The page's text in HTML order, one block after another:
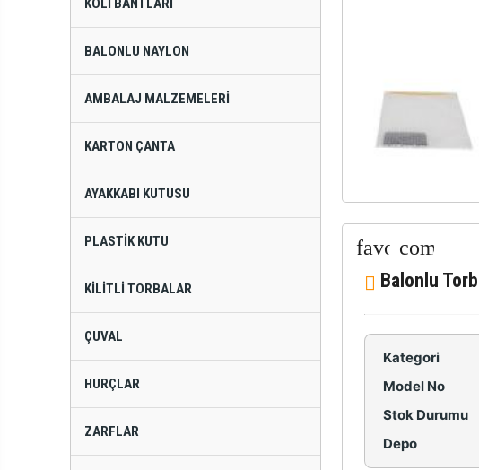
KOLI BANTLARI
BALONLU NAYLON
AMBALAJ MALZEMELERI
KARTON ÇANTA
AYAKKABI KUTUSU
PLASTIK KUTU
KILITLI TORBALAR
ÇUVAL
HURÇLAR
ZARFLAR
Balonlu
Kategori
Model No
Stok Durumu
Depo